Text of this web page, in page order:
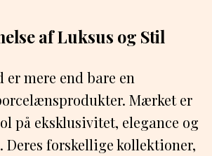
af Luksus og Stil
mere end bare en
Mærket er
på eksklusivitet, elegance og
Deres forskellige kollektioner,